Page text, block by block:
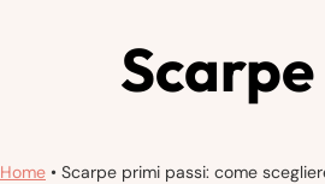
Home • Scarpe primi passi: come